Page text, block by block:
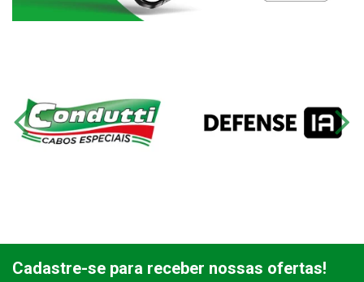
Cadastre-se para receber nossas ofertas!